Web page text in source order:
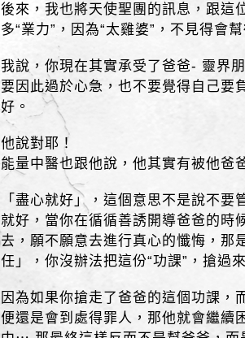
後來，我也將天使聖團的訊息，跟這
多“業力”，因為“太雞婆”，不見得會
我說，你現在其實承受了爸爸- 靈界
要因此過於心急，也不要覺得自己要
好。
他說對耶！
能量中醫也跟他說，他其實有被他爸
「盡心就好」，這個意思不是說不
就好，當你在循循善誘開導爸爸的時
去，願不願意去進行真心的懺悔，那
任」，你沒辦法把這份“功課”，搶過
因為如果你搶走了爸爸的這個功課，
便還是會到處得罪人，那他就會繼續